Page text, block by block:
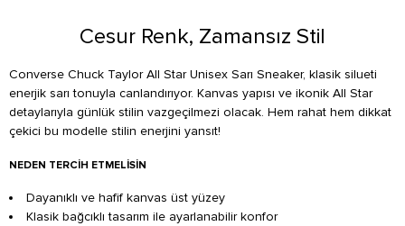
Cesur Renk, Zamansız Stil
Converse Chuck Taylor All Star Unisex Sarı Sneaker, klasik silueti
enerjik sarı tonuyla canlandırıyor. Kanvas yapısı ve ikonik All Star
detaylarıyla günlük stilin vazgeçilmezi olacak. Hem rahat hem dikkat
çekici bu modelle stilin enerjini yansıt!
NEDEN TERCIH ETMELISIN
Dayanıklı ve hafif kanvas üst yüzey
Klasik bağcıklı tasarım ile ayarlanabilir konfor